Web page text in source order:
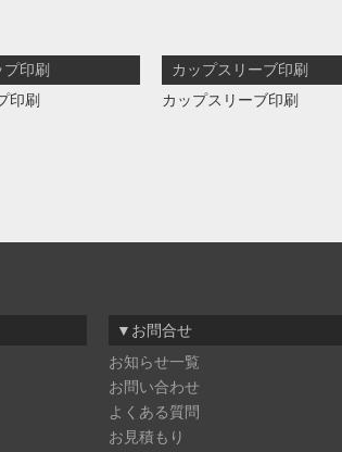
印刷
印刷
カップスリーブ印刷
カップスリーブ印刷
▼お問合せ
お知らせ一覧
お問い合わせ
よくある質問
お見積もり